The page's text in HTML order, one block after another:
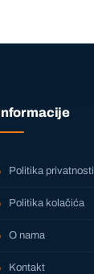
Politika privatnosti
Politika kolačića
O nama
Kontakt